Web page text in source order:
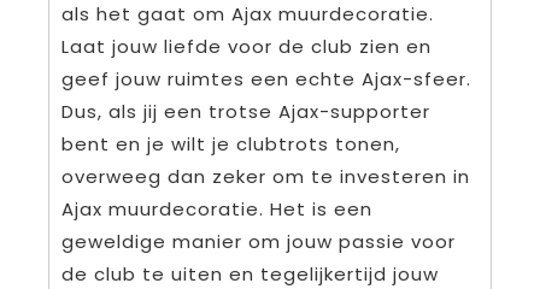
als het gaat om Ajax muurdecoratie.
Laat jouw liefde voor de club zien en
geef jouw ruimtes een echte Ajax-sfeer.
Dus, als jij een trotse Ajax-supporter
bent en je wilt je clubtrots tonen,
overweeg dan zeker om te investeren in
Ajax muurdecoratie. Het is een
geweldige manier om jouw passie voor
de club te uiten en tegelijkertijd jouw